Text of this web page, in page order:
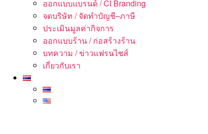
ออกแบบแบรนด์ / CI Branding
จดบริษัท / จัดทำบัญชี–ภาษี
ประเมินมูลค่ากิจการ
ออกแบบร้าน / ก่อสร้างร้าน
บทความ / ข่าวแฟรนไชส์
เกี่ยวกับเรา